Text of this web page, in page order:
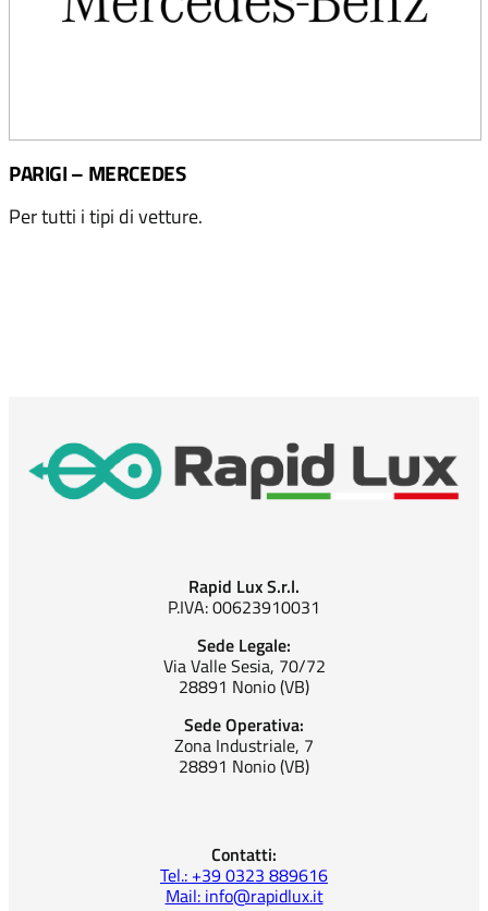
PARIGI – MERCEDES
Per tutti i tipi di vetture.
Rapid Lux S.r.l.
P.IVA: 00623910031
Sede Legale:
Via Valle Sesia, 70/72
28891 Nonio (VB)
Sede Operativa:
Zona Industriale, 7
28891 Nonio (VB)
Contatti:
Tel.: +39 0323 889616
Mail: info@rapidlux.it